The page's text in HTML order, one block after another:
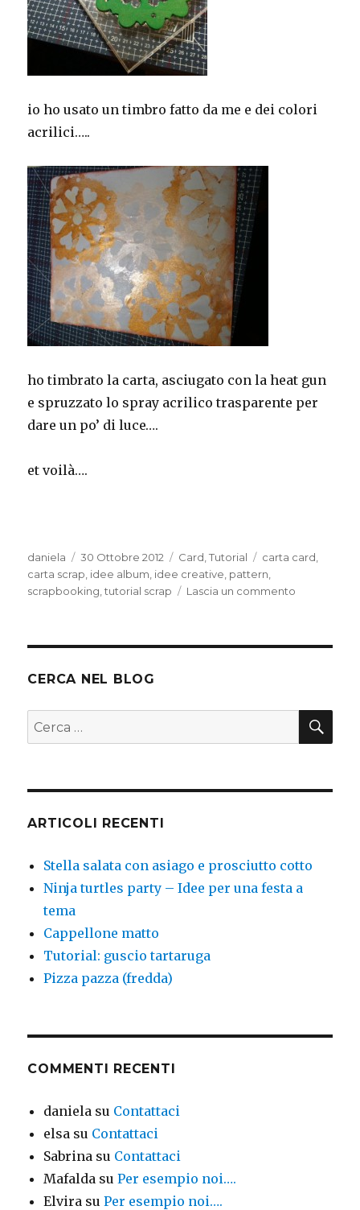
io ho usato un timbro fatto da me e dei colori
acrilici…..
ho timbrato la carta, asciugato con la heat gun
e spruzzato lo spray acrilico trasparente per
dare un po’ di luce….
et voilà….
Autore
daniela
Pubblicato
il
30 Ottobre 2012 Categorie
Card ,Tutorial Tag
carta card
carta scrap idee album idee creative pattern
scrapbooking ,tutorial scrap Lascia un commento
CERCA NEL BLOG
Cerca:
ARTICOLI RECENTI
Stella salata con asiago e prosciutto cotto
Ninja turtles party – Idee per una festa a
tema
Cappellone matto
Tutorial: guscio tartaruga
Pizza pazza (fredda)
COMMENTI RECENTI
daniela su Contattaci
elsa su Contattaci
Sabrina su Contattaci
Mafalda suPer esempio noi….
Elvira suPer esempio noi….